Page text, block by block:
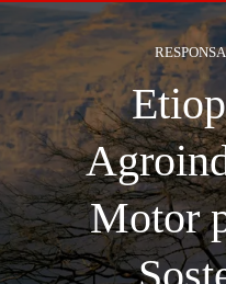
Motor